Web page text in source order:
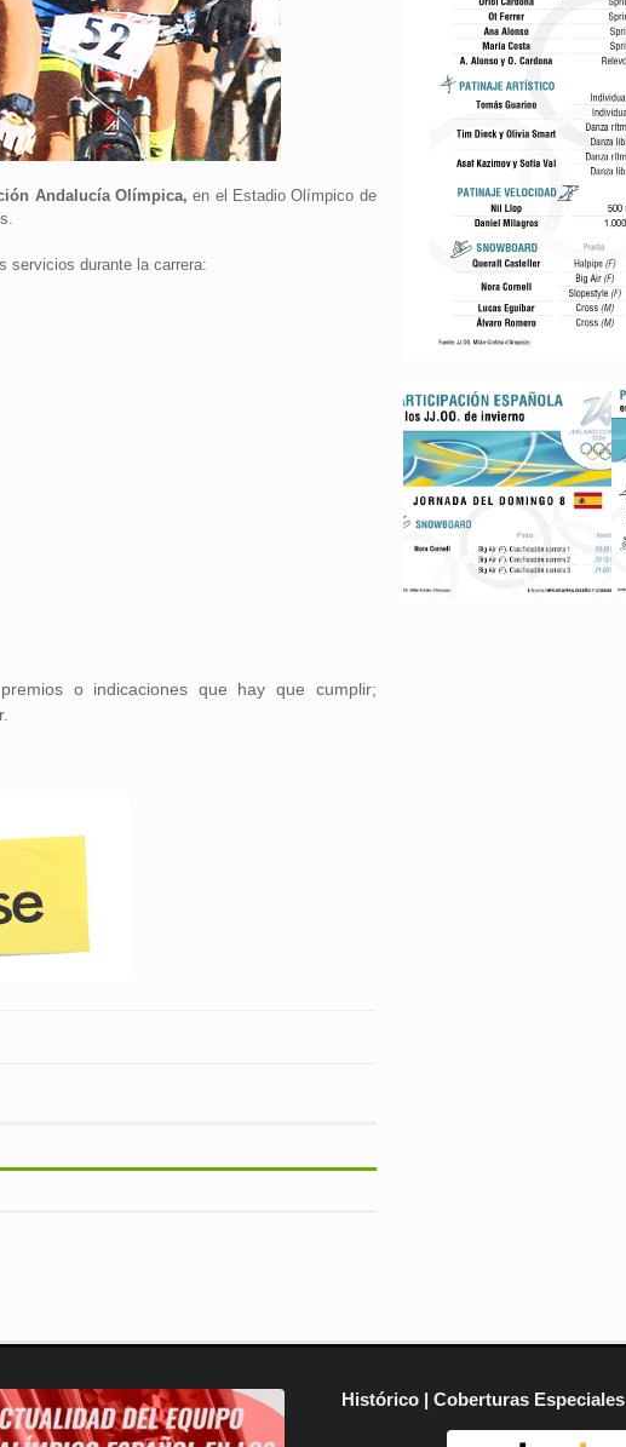
Andalucía Olímpica, en el Estadio Olímpico de
servicios durante la carrera:
o indicaciones que hay que cumplir;
Histórico | Coberturas Especiales